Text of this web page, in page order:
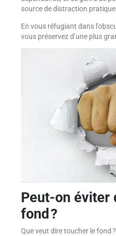
source de distraction pratique.
En vous réfugiant dans
vous préservez d’une plus
Peut-on éviter
fond ?
Que veut dire toucher le fond ?